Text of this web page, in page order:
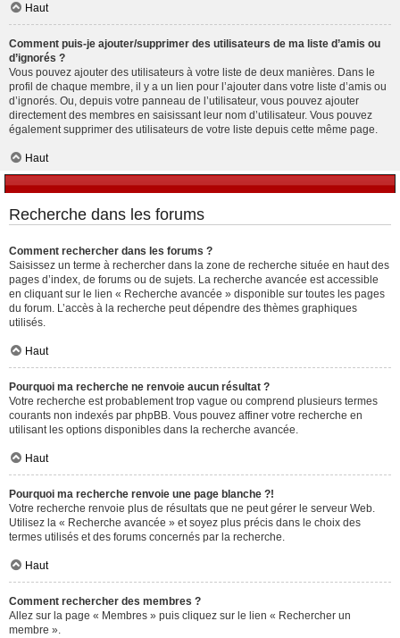
Haut
Comment puis-je ajouter/supprimer des utilisateurs de ma liste d’amis ou
d’ignorés ?
Vous pouvez ajouter des utilisateurs à votre liste de deux manières. Dans le
profil de chaque membre, il y a un lien pour l’ajouter dans votre liste d’amis ou
d’ignorés. Ou, depuis votre panneau de l’utilisateur, vous pouvez ajouter
directement des membres en saisissant leur nom d’utilisateur. Vous pouvez
également supprimer des utilisateurs de votre liste depuis cette même page.
Haut
Recherche dans les forums
Comment rechercher dans les forums ?
Saisissez un terme à rechercher dans la zone de recherche située en haut des
pages d’index, de forums ou de sujets. La recherche avancée est accessible
en cliquant sur le lien « Recherche avancée » disponible sur toutes les pages
du forum. L’accès à la recherche peut dépendre des thèmes graphiques
utilisés.
Haut
Pourquoi ma recherche ne renvoie aucun résultat ?
Votre recherche est probablement trop vague ou comprend plusieurs termes
courants non indexés par phpBB. Vous pouvez affiner votre recherche en
utilisant les options disponibles dans la recherche avancée.
Haut
Pourquoi ma recherche renvoie une page blanche ?!
Votre recherche renvoie plus de résultats que ne peut gérer le serveur Web.
Utilisez la « Recherche avancée » et soyez plus précis dans le choix des
termes utilisés et des forums concernés par la recherche.
Haut
Comment rechercher des membres ?
Allez sur la page « Membres » puis cliquez sur le lien « Rechercher un
membre ».